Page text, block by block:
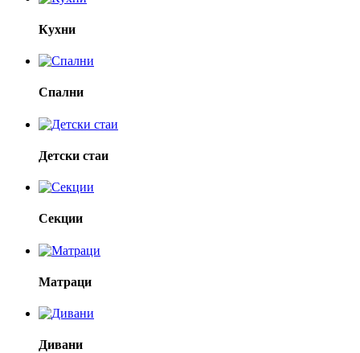
Кухни
Спални
Детски стаи
Секции
Матраци
Дивани